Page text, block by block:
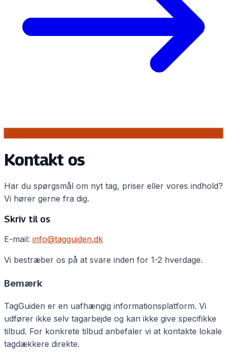
Kontakt os
Har du spørgsmål om nyt tag, priser eller vores indhold?
Vi hører gerne fra dig.
Skriv til os
E-mail: info@tagguiden.dk
Vi bestræber os på at svare inden for 1-2 hverdage.
Bemærk
TagGuiden er en uafhængig informationsplatform. Vi
udfører ikke selv tagarbejde og kan ikke give specifikke
tilbud. For konkrete tilbud anbefaler vi at kontakte lokale
tagdækkere direkte.